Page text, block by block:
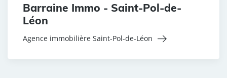
Barraine Immo - Saint-Pol-de-
Léon
Agence immobilière Saint-Pol-de-Léon